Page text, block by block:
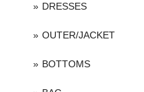
DRESSES
OUTER/JACKET
BOTTOMS